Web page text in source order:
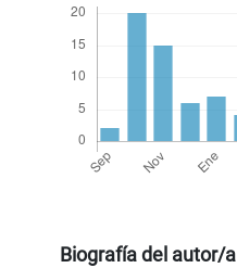
Biografía del autor/a